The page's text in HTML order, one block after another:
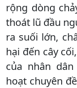
rộng dòng
thoát lũ đầu
ra suối lớn,
hại đến cây
của nhân
hoạt chuyên